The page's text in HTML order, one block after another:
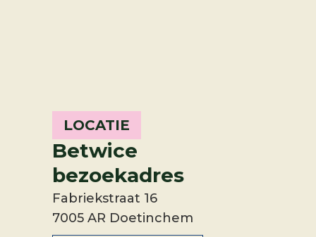
LOCATIE
Betwice
bezoekadres
Fabriekstraat 16
7005 AR Doetinchem